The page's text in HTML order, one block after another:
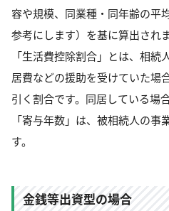
容や規模、同業種・同年齢の平
参考にします）を基に算出されま
「生活費控除割合」とは、相
居費などの援助を受けていた場
引く割合です。同居している場
「寄与年数」は、被相続人の事
す。
金銭等出資型の場合